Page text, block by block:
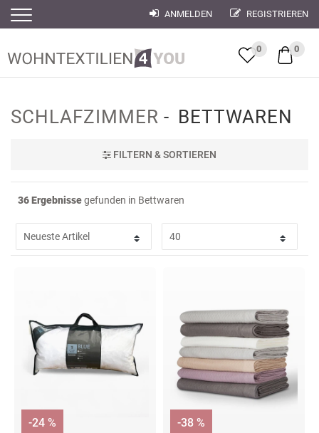
ANMELDEN REGISTRIEREN
0 0
SCHLAFZIMMER BETTWAREN
FILTERN & SORTIEREN
36 Ergebnissegefunden in Bettwaren
-24 % -38 %
Filter
Filter